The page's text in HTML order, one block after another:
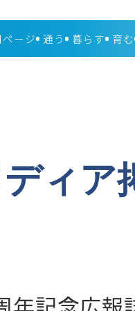
ページ 通う 暮らす 育む
ィア